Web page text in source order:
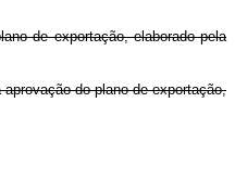
de exportação, elaborado pela
do plano de exportação,